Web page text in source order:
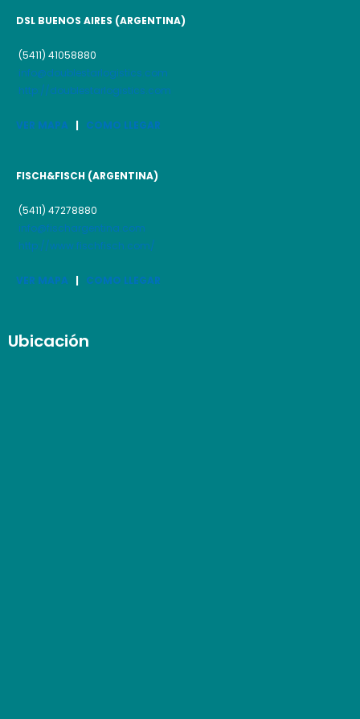
DSL BUENOS AIRES (ARGENTINA)
(5411) 41058880
info@doublestarlogistics.com
http://doublestarlogistics.com
VER MAPA | COMO LLEGAR
FISCH&FISCH (ARGENTINA)
(5411) 47278880
info@fischargentina.com
http://www.fischfisch.com/
VER MAPA | COMO LLEGAR
Ubicación